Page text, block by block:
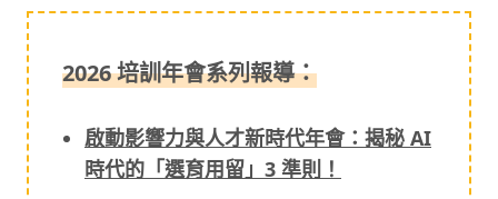
2026 培訓年會系列報導：
啟動影響力與人才新時代年會：揭秘 AI
時代的「選育用留」3 準則！